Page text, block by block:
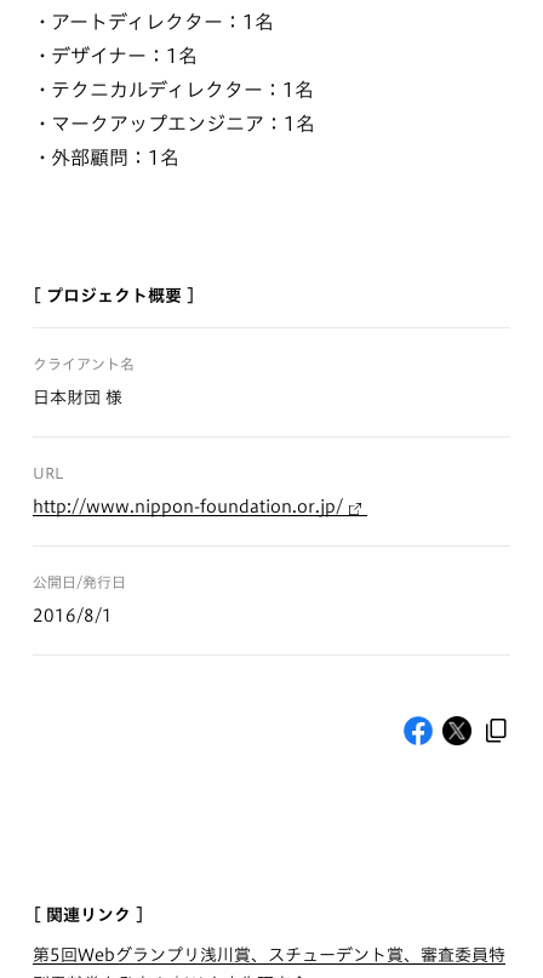
アートディレクター：1名
デザイナー：1名
テクニカルディレクター：1名
マークアップエンジニア：1名
外部顧問：1名
[ プロジェクト概要 ]
クライアント名
日本財団 様
URL
http://www.nippon-foundation.or.jp/
公開日/発行日
2016/8/1
[ 関連リンク ]
第5回Webグランプリ浅川賞、スチューデント賞、審査委員特